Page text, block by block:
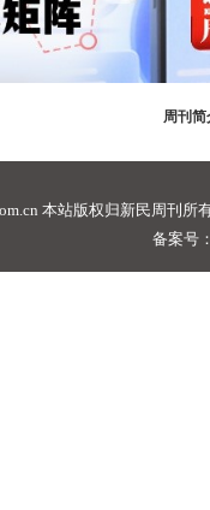
周刊简
本站版权归新民周刊所
备案号